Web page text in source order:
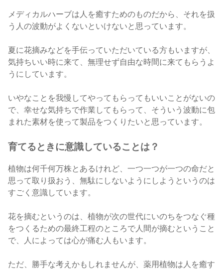
メディカルハーブは人を癒すためのものだから、それを扱
う人の波動がよくないといけないと思っています。
夏に花摘みなどを手伝っていただいている方もいますが、
気持ちいい時に来て、無理せず自由な時間に来てもらうよ
うにしています。
いやなことを我慢してやってもらってもいいことがないの
で、幸せな気持ちで作業してもらって、そういう波動に包
まれた素材を使って製品をつくりたいと思っています。
育てるときに意識していることは？
植物は何千何万株とあるけれど、一つ一つが一つの命だと
思って取り扱おう、無駄にしないようにしようというのは
すごく意識しています。
花を摘むというのは、植物が次の世代にいのちをつなぐ種
をつくるための最終工程のところで人間が摘むということ
で、人によっては心が痛む人もいます。
ただ、勝手な考えかもしれませんが、薬用植物は人を癒す